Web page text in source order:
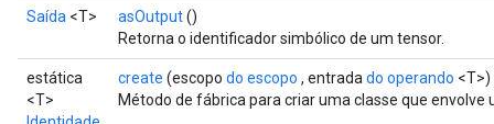
Saída <T> asOutput()
Retorna o identificador simbólico de um tensor.
estática
<T>
create (escopo do escopo , entrada do operando <T>)
Método de fábrica para criar uma classe que envolve